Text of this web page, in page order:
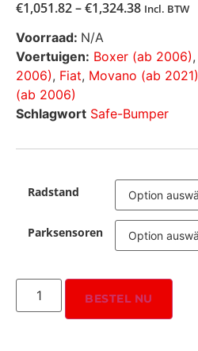
€1,051.82–€1,324.38 Incl. BTW
Voorraad: N/A
Voertuigen: Boxer (ab 2006),
2006), Fiat, Movano (ab 2021)
(ab 2006)
Schlagwort Safe-Bumper
Radstand
Parksensoren
BESTEL NU